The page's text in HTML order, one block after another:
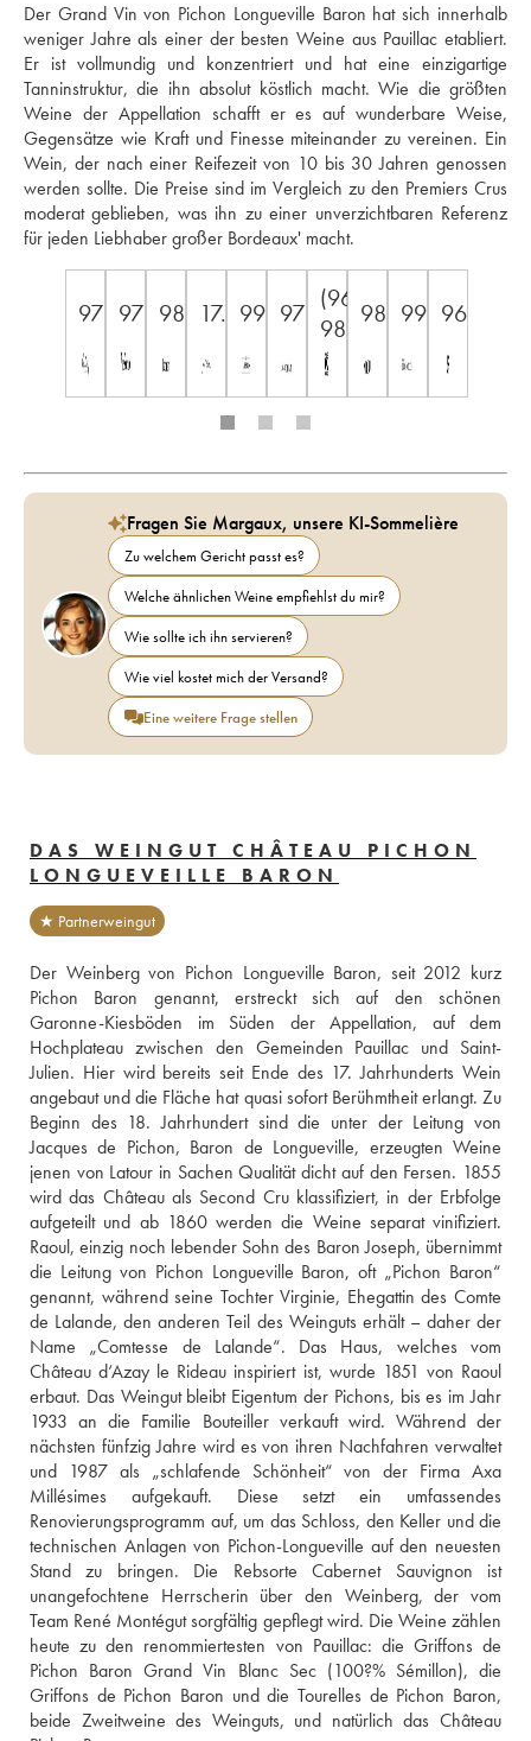
Der Grand Vin von Pichon Longueville Baron hat sich innerhalb
weniger Jahre als einer der besten Weine aus Pauillac etabliert.
Er ist vollmundig und konzentriert und hat eine einzigartige
Tanninstruktur, die ihn absolut köstlich macht. Wie die größten
Weine der Appellation schafft er es auf wunderbare Weise,
Gegensätze wie Kraft und Finesse miteinander zu vereinen. Ein
Wein, der nach einer Reifezeit von 10 bis 30 Jahren genossen
werden sollte. Die Preise sind im Vergleich zu den Premiers Crus
moderat geblieben, was ihn zu einer unverzichtbaren Referenz
für jeden Liebhaber großer Bordeaux' macht.
97 97 98 17.5 99 97 (96-
98) 98 99 96
Fragen Sie Margaux, unsere KI-Sommelière
Zu welchem Gericht passt es?
Welche ähnlichen Weine empfiehlst du mir?
Wie sollte ich ihn servieren?
Wie viel kostet mich der Versand?
Eine weitere Frage stellen
DAS WEINGUT CHÂTEAU PICHON
LONGUEVEILLE BARON
★ Partnerweingut
Der Weinberg von Pichon Longueville Baron, seit 2012 kurz
Pichon Baron genannt, erstreckt sich auf den schönen
Garonne-Kiesböden im Süden der Appellation, auf dem
Hochplateau zwischen den Gemeinden Pauillac und Saint-
Julien. Hier wird bereits seit Ende des 17. Jahrhunderts Wein
angebaut und die Fläche hat quasi sofort Berühmtheit erlangt. Zu
Beginn des 18. Jahrhundert sind die unter der Leitung von
Jacques de Pichon, Baron de Longueville, erzeugten Weine
jenen von Latour in Sachen Qualität dicht auf den Fersen. 1855
wird das Château als Second Cru klassifiziert, in der Erbfolge
aufgeteilt und ab 1860 werden die Weine separat vinifiziert.
Raoul, einzig noch lebender Sohn des Baron Joseph, übernimmt
die Leitung von Pichon Longueville Baron, oft „Pichon Baron“
genannt, während seine Tochter Virginie, Ehegattin des Comte
de Lalande, den anderen Teil des Weinguts erhält – daher der
Name „Comtesse de Lalande“. Das Haus, welches vom
Château d‘Azay le Rideau inspiriert ist, wurde 1851 von Raoul
erbaut. Das Weingut bleibt Eigentum der Pichons, bis es im Jahr
1933 an die Familie Bouteiller verkauft wird. Während der
nächsten fünfzig Jahre wird es von ihren Nachfahren verwaltet
und 1987 als „schlafende Schönheit“ von der Firma Axa
Millésimes aufgekauft. Diese setzt ein umfassendes
Renovierungsprogramm auf, um das Schloss, den Keller und die
technischen Anlagen von Pichon-Longueville auf den neuesten
Stand zu bringen. Die Rebsorte Cabernet Sauvignon ist
unangefochtene Herrscherin über den Weinberg, der vom
Team René Montégut sorgfältig gepflegt wird. Die Weine zählen
heute zu den renommiertesten von Pauillac: die Griffons de
Pichon Baron Grand Vin Blanc Sec (100?% Sémillon), die
Griffons de Pichon Baron und die Tourelles de Pichon Baron,
beide Zweitweine des Weinguts, und natürlich das Château